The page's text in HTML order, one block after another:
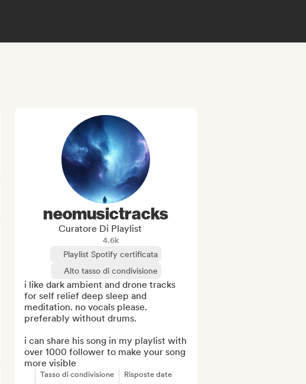
neomusictracks
Curatore Di Playlist
4.6k
Playlist Spotify certificata
Alto tasso di condivisione
i like dark ambient and drone tracks
for self relief deep sleep and
meditation. no vocals please.
preferably without drums.
i can share his song in my playlist with
over 1000 follower to make your song
more visible
Tasso di condivisione Risposte date